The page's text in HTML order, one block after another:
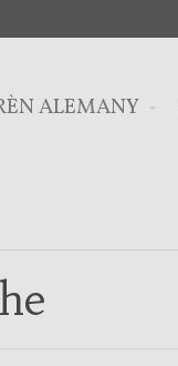
ALEMANY